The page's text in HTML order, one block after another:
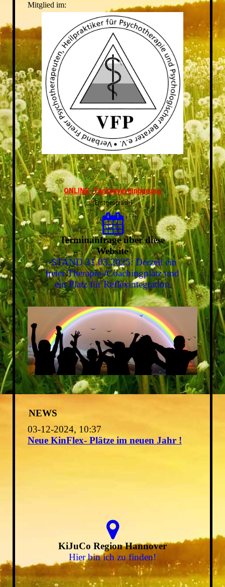
Mitglied im:
ONLINE- Terminvereinbarung
(Erstgespräch)
Terminanfrage über diese
Website
-STAND 31.03.2025: Derzeit ein
freier Therapie-/Coachingplatz und
ein Platz für Reflexintegration
NEWS
03-12-2024, 10:37
Neue KinFlex- Plätze im neuen Jahr !
KiJuCo Region Hannover
Hier bin ich zu finden!